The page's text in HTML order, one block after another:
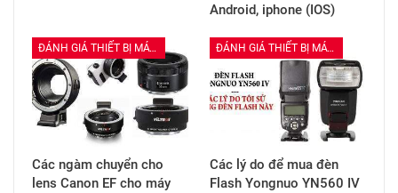
Android, iphone (IOS)
ĐÁNH GIÁ THIẾT BỊ MÁY ẢNH
Các ngàm chuyển cho
lens Canon EF cho máy
ĐÁNH GIÁ THIẾT BỊ MÁY ẢNH
Các lý do để mua đèn
Flash Yongnuo YN560 IV